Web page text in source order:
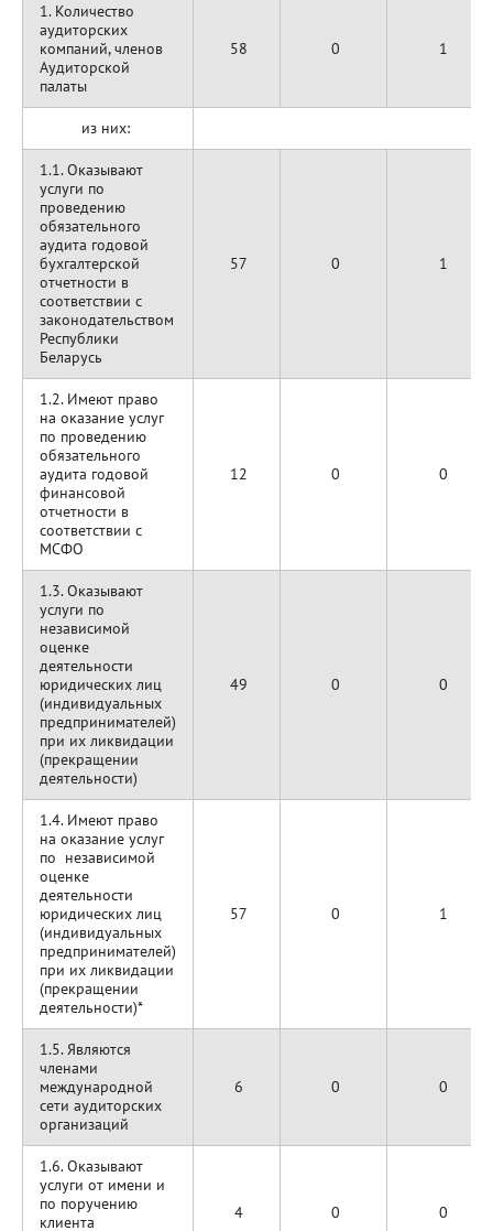
1. Количество
аудиторских
компаний, членов
Аудиторской
палаты
58 0 1
из них:
1.1. Оказывают
услуги по
проведению
обязательного
аудита годовой
бухгалтерской
отчетности в
соответствии с
законодательством
Республики
Беларусь
57 0 1
1.2. Имеют право
на оказание услуг
по проведению
обязательного
аудита годовой
финансовой
отчетности в
соответствии с
МСФО
12 0 0
1.3. Оказывают
услуги по
независимой
оценке
деятельности
юридических лиц
(индивидуальных
предпринимателей)
при их ликвидации
(прекращении
деятельности)
49 0 0
1.4. Имеют право
на оказание услуг
по независимой
оценке
деятельности
юридических лиц
(индивидуальных
предпринимателей)
при их ликвидации
(прекращении
деятельности)*
57 0 1
1.5. Являются
членами
международной
сети аудиторских
организаций
6 0 0
1.6. Оказывают
услуги от имени и
по поручению
клиента
4 0 0